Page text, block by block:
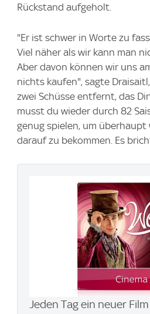
Rückstand aufgeholt.
"Er ist schwer in Worte zu
Viel näher als wir kann man
Aber davon können wir uns
nichts kaufen", sagte
zwei Schüsse entfernt, das
musst du wieder durch 82
genug spielen, um überhaupt
darauf zu bekommen. Es
Jeden Tag ein neuer